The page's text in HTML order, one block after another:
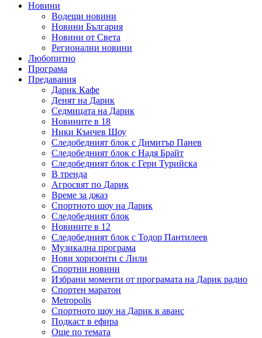
Новини
Водещи новини
Новини България
Новини от Света
Регионални новини
Любопитно
Програма
Предавания
Дарик Кафе
Денят на Дарик
Седмицата на Дарик
Новините в 18
Ники Кънчев Шоу
Следобедният блок с Димитър Панев
Следобедният блок с Надя Брайт
Следобедният блок с Гери Турийска
В тренда
Агросвят по Дарик
Време за джаз
Спортното шоу на Дарик
Следобедният блок
Новините в 12
Следобедният блок с Тодор Пантилеев
Музикална програма
Нови хоризонти с Лили
Спортни новини
Избрани моменти от програмата на Дарик радио
Спортен маратон
Metropolis
Спортното шоу на Дарик в аванс
Подкаст в ефира
Още по темата